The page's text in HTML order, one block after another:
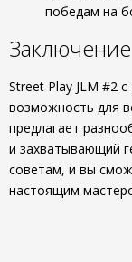
победам на
Заключение
Street Play JLM #2 с
возможность для
предлагает
и захватывающий
советам, и вы
настоящим